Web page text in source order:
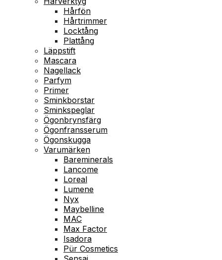
Hårfön
Hårtrimmer
Locktång
Plattång
Läppstift
Mascara
Nagellack
Parfym
Primer
Sminkborstar
Sminkspeglar
Ögonbrynsfärg
Ögonfransserum
Ögonskugga
Varumärken
Bareminerals
Lancome
Loreal
Lumene
Nyx
Maybelline
MAC
Max Factor
Isadora
Pür Cosmetics